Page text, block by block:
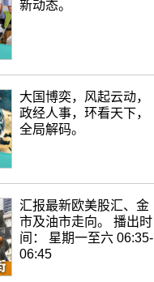
新动态。
大国博奕，风起云动，
政经人事，环看天下，
全局解码。
汇报最新欧美股汇、金
市及油市走向。 播出时
间： 星期一至六 06:35-
06:45